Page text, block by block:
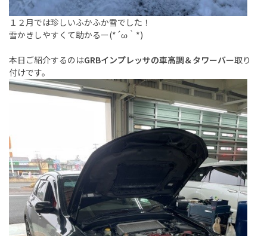
１２月では珍しいふかふか雪でした！
雪かきしやすくて助かるー(*´ω｀*)
本日ご紹介するのはGRBインプレッサの車高調＆タワーバー取り
付けです。